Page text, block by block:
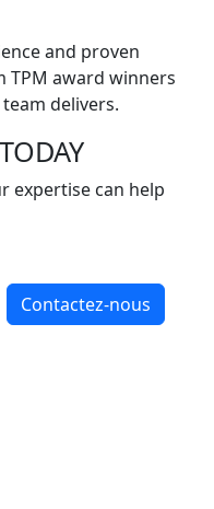
and proven
TPM award winners
delivers.
expertise can help
Contactez-nous